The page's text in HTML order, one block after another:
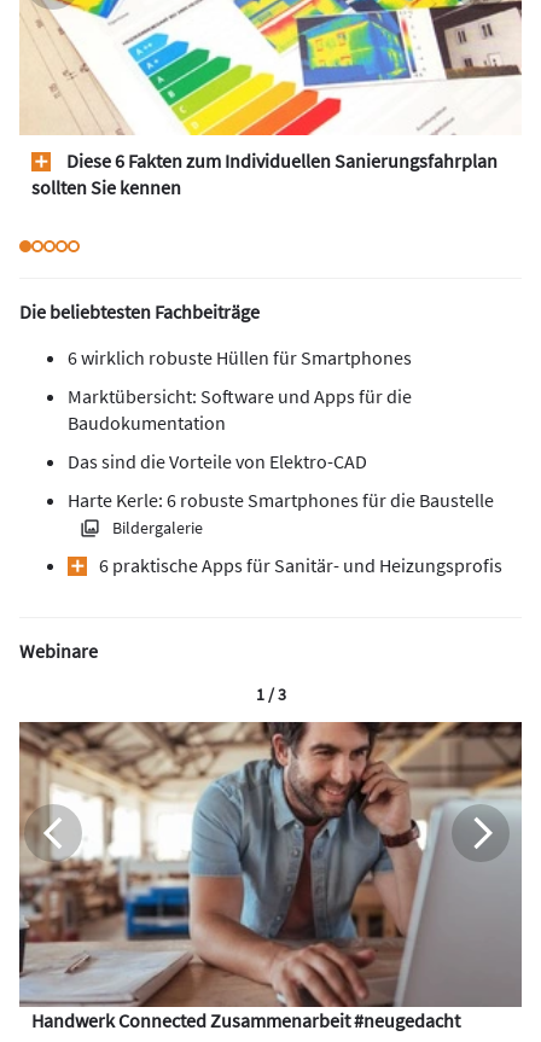
Diese 6 Fakten zum Individuellen Sanierungsfahrplan
sollten Sie kennen
Die beliebtesten Fachbeiträge
6 wirklich robuste Hüllen für Smartphones
Marktübersicht: Software und Apps für die
Baudokumentation
Das sind die Vorteile von Elektro-CAD
Harte Kerle: 6 robuste Smartphones für die Baustelle
Bildergalerie
6 praktische Apps für Sanitär- und Heizungsprofis
Webinare
Handwerk Connected Zusammenarbeit #neugedacht
1 / 3